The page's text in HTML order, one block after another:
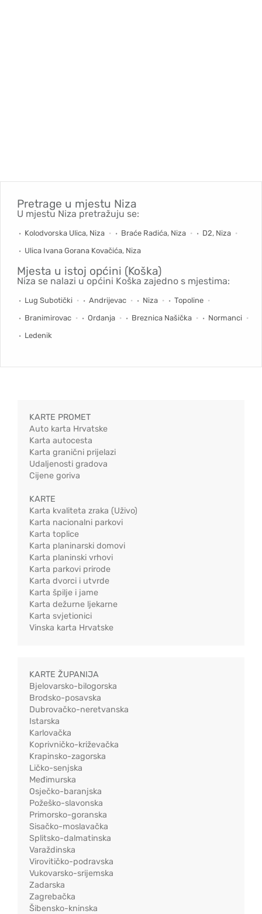
Pretrage u mjestu Niza
U mjestu Niza pretražuju se:
Kolodvorska Ulica, Niza Braće Radića, Niza
D2, Niza
Ulica Ivana Gorana Kovačića, Niza
Mjesta u istoj općini (Koška)
Niza se nalazi u općini Koška zajedno s mjestima:
Lug Subotički Andrijevac Niza
Topoline
Branimirovac
Ordanja Breznica Našička
Normanci
Ledenik
KARTE PROMET
Auto karta Hrvatske
Karta autocesta
Karta granični prijelazi
Udaljenosti gradova
Cijene goriva
KARTE
Karta kvaliteta zraka (Uživo)
Karta nacionalni parkovi
Karta toplice
Karta planinarski domovi
Karta planinski vrhovi
Karta parkovi prirode
Karta dvorci i utvrde
Karta špilje i jame
Karta dežurne ljekarne
Karta svjetionici
Vinska karta Hrvatske
KARTE ŽUPANIJA
Bjelovarsko-bilogorska
Brodsko-posavska
Dubrovačko-neretvanska
Istarska
Karlovačka
Koprivničko-križevačka
Krapinsko-zagorska
Ličko-senjska
Međimurska
Osječko-baranjska
Požeško-slavonska
Primorsko-goranska
Sisačko-moslavačka
Splitsko-dalmatinska
Varaždinska
Virovitičko-podravska
Vukovarsko-srijemska
Zadarska
Zagrebačka
Šibensko-kninska